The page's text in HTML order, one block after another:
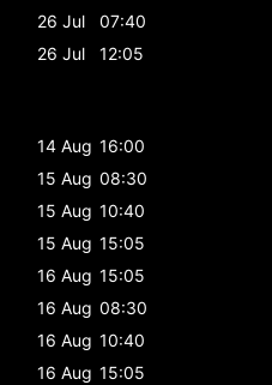
26 Jul
07:40
26 Jul
12:05
14 Aug 16:00
15 Aug 08:30
15 Aug 10:40
15 Aug 15:05
16 Aug 15:05
16 Aug 08:30
16 Aug 10:40
16 Aug 15:05